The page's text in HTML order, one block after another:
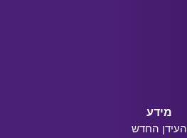
מידע
העידן החדש